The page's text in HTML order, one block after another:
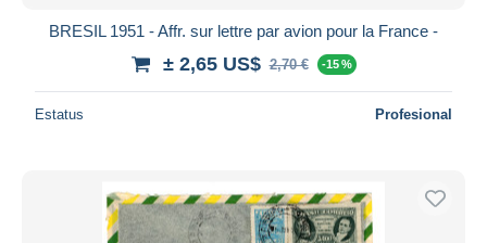
BRESIL 1951 - Affr. sur lettre par avion pour la France -
± 2,65 US$ 2,70 € -15 %
Estatus Profesional